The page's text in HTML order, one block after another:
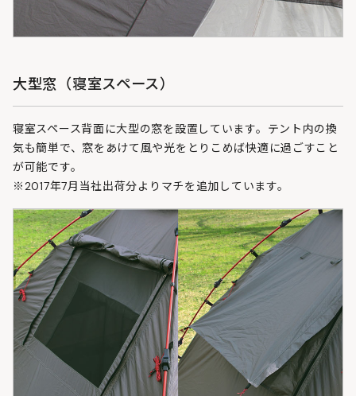
大型窓（寝室スペース）
寝室スペース背面に大型の窓を設置しています。テント内の換
気も簡単で、窓をあけて風や光をとりこめば快適に過ごすこと
が可能です。
※2017年7月当社出荷分よりマチを追加しています。